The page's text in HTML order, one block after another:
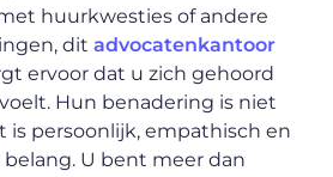
huurkwesties of andere
ditadvocatenkantoor
ervoor dat u zich gehoord
Hun benadering is niet
is persoonlijk, empathisch en
U bent meer dan